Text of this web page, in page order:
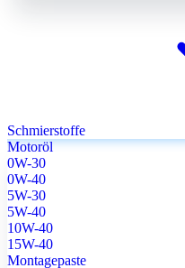
Schmierstoffe
Motoröl
0W-30
0W-40
5W-30
5W-40
10W-40
15W-40
Montagepaste